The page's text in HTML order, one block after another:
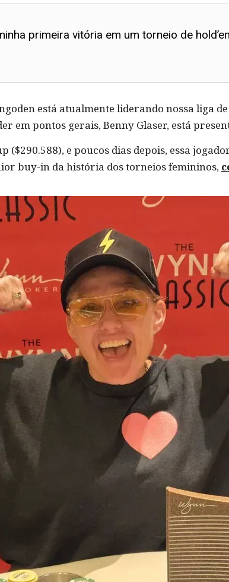
primeira vitória em um torneio de
está atualmente liderando nossa liga
em pontos gerais, Benny Glaser, está
($290.588), e poucos dias depois, essa
buy-in da história dos torneios femininos,